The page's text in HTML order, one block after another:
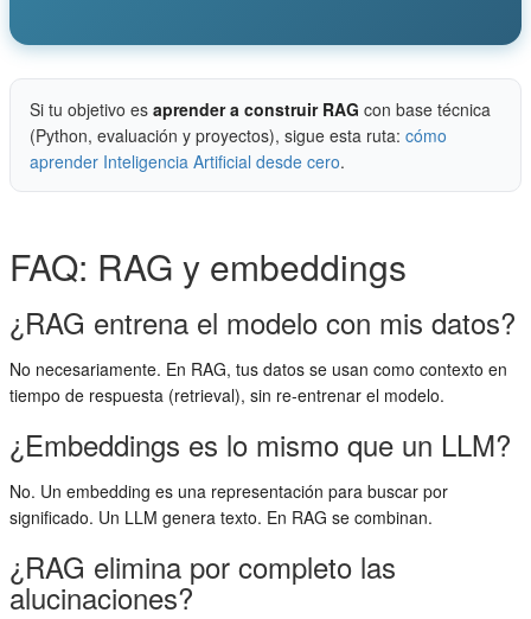
Si tu objetivo es aprender a construir RAG con base técnica
(Python, evaluación y proyectos), sigue esta ruta: cómo
aprender Inteligencia Artificial desde cero.
FAQ: RAG y embeddings
¿RAG entrena el modelo con mis datos?
No necesariamente. En RAG, tus datos se usan como contexto en
tiempo de respuesta (retrieval), sin re-entrenar el modelo.
¿Embeddings es lo mismo que un LLM?
No. Un embedding es una representación para buscar por
significado. Un LLM genera texto. En RAG se combinan.
¿RAG elimina por completo las
alucinaciones?